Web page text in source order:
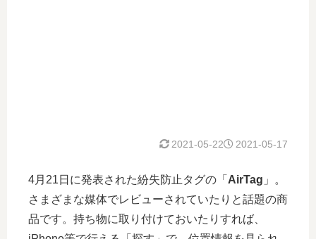
2021-05-17
2021-05-22
4月21日に発表された紛失防止タグの「 AirTag 」。
さまざまな媒体でレビューされていたりと話題の商
品です。持ち物に取り付けておいたりすれば、